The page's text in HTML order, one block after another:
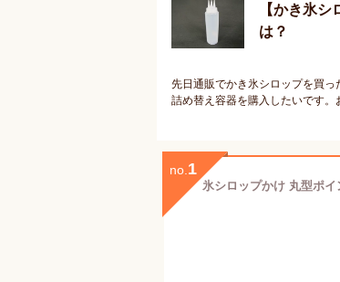
【かき氷
は？
先日通販でかき氷シロップを買
詰め替え容器を購入したいです。
no. 1